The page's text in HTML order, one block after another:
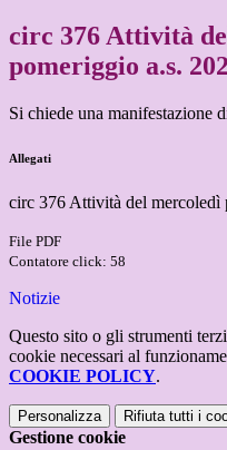
circ 376 Attività
pomeriggio a.s.
Si chiede una manifestazione
Allegati
circ 376 Attività del mercoledì
File PDF
Contatore click: 58
Notizie
Questo sito o gli strumenti
cookie necessari al
COOKIE POLICY.
Personalizza Rifiuta tutti i
Gestione cookie